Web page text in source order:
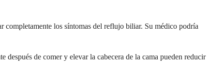
los síntomas del reflujo biliar. Su médico podría
de comer y elevar la cabecera de la cama pueden reducir